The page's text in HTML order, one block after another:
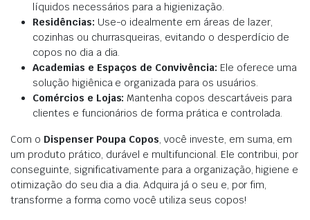
líquidos necessários para a higienização.
Residências: Use-o idealmente em áreas de lazer,
cozinhas ou churrasqueiras, evitando o desperdício de
copos no dia a dia.
Academias e Espaços de Convivência: Ele oferece uma
solução higiênica e organizada para os usuários.
Comércios e Lojas: Mantenha copos descartáveis para
clientes e funcionários de forma prática e controlada.
Com o Dispenser Poupa Copos, você investe, em suma, em
um produto prático, durável e multifuncional. Ele contribui, por
conseguinte, significativamente para a organização, higiene e
otimização do seu dia a dia. Adquira já o seu e, por fim,
transforme a forma como você utiliza seus copos!